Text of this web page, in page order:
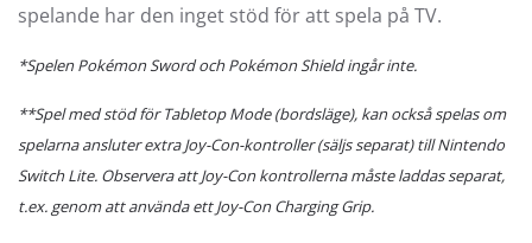
spelande har den inget stöd för att spela på TV.
*Spelen Pokémon Sword och Pokémon Shield ingår inte.
**Spel med stöd för Tabletop Mode (bordsläge), kan också spelas om
spelarna ansluter extra Joy-Con-kontroller (säljs separat) till Nintendo
Switch Lite. Observera att Joy-Con kontrollerna måste laddas separat,
t.ex. genom att använda ett Joy-Con Charging Grip.